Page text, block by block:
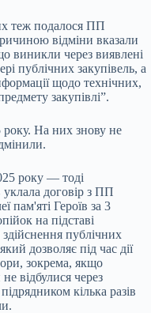
теж подалося ПП
відміни вказали
виникли через виявлені
публічних закупівель, а
щодо технічних,
закупівлі”.
На них знову не
року — тоді
уклала договір з ПП
пам'яті Героїв за 3
на підставі
публічних
дозволяє під час дії
зокрема, якщо
відбулися через
кілька разів